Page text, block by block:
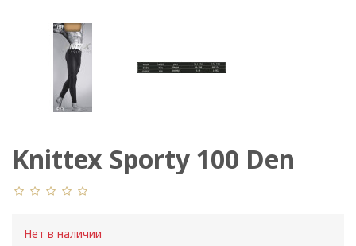
Knittex Sporty 100 Den
Нет в наличии